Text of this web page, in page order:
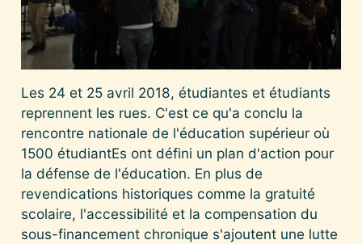
Les 24 et 25 avril 2018, étudiantes et étudiants
reprennent les rues. C'est ce qu'a conclu la
rencontre nationale de l'éducation supérieur où
1500 étudiantEs ont défini un plan d'action pour
la défense de l'éducation. En plus de
revendications historiques comme la gratuité
scolaire, l'accessibilité et la compensation du
sous-financement chronique s'ajoutent une lutte